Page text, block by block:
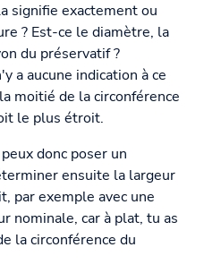
signifie exactement ou
? Est-ce le diamètre, la
du préservatif ?
a aucune indication à ce
moitié de la circonférence
le plus étroit.
donc poser un
ensuite la largeur
par exemple avec une
nominale, car à plat, tu as
la circonférence du